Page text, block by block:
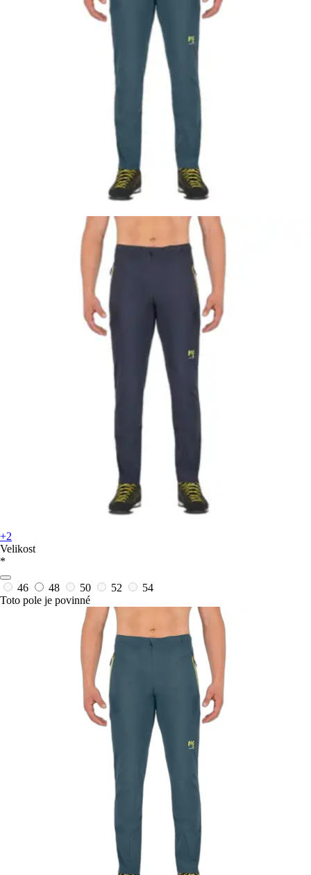
+2
Velikost
*
46 48 50 52
54
Toto pole je povinné